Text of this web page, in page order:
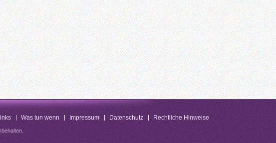
Was tun wenn Impressum Datenschutz Rechtliche Hinweise